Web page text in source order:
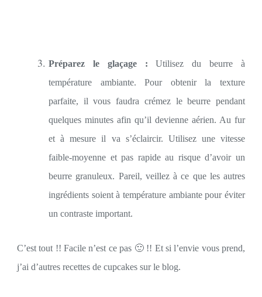
Préparez le glaçage :Utilisez du beurre à
température ambiante. Pour obtenir la texture
parfaite, il vous faudra crémez le beurre pendant
quelques minutes afin qu’il devienne aérien. Au fur
et à mesure il va s’éclaircir. Utilisez une vitesse
faible-moyenne et pas rapide au risque d’avoir un
beurre granuleux. Pareil, veillez à ce que les autres
ingrédients soient à température ambiante pour éviter
un contraste important.
C’est tout !! Facile n’est ce pas 🙂 !! Et si l’envie vous prend,
j’ai d’autres recettes de cupcakes sur le blog.